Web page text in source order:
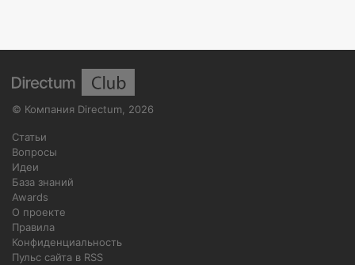
© Компания Directum, 2026
Статьи
Вопросы
Идеи
База знаний
Awards
О проекте
Правила
Конфиденциальность
Пульс сайта в RSS